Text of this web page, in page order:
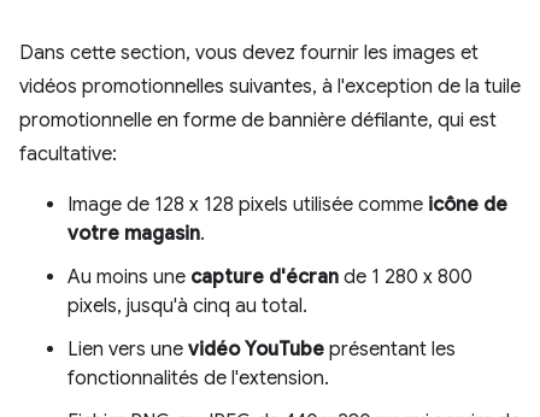
Dans cette section, vous devez fournir les images et
vidéos promotionnelles suivantes, à l'exception de la tuile
promotionnelle en forme de bannière défilante, qui est
facultative:
Image de 128 x 128 pixels utilisée comme icône de
votre magasin.
Au moins une capture d'écran de 1 280 x 800
pixels, jusqu'à cinq au total.
Lien vers une vidéo YouTube présentant les
fonctionnalités de l'extension.